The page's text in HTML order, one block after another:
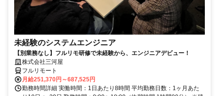
未経験のシステムエンジニア
【別業務なし】フルリモ研修で未経験から、エンジニアデビュー！
株式会社三河屋
フルリモート
月給251,370円～687,525円
勤務時間詳細 実働時間：1日あたり8時間 平均勤務日数：1ヶ月あた